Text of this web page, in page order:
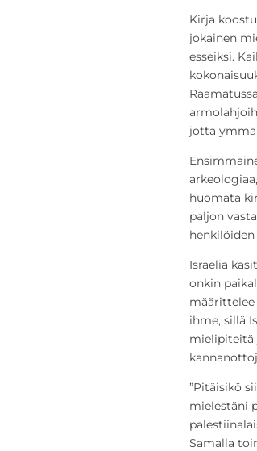
Kirja
jokainen
esseiksi.
jotta
huomata
paljon
Israelia
onkin
määrittelee
ihme, sillä
mielipiteitä
”Pitäisikö
mielestäni
Samalla